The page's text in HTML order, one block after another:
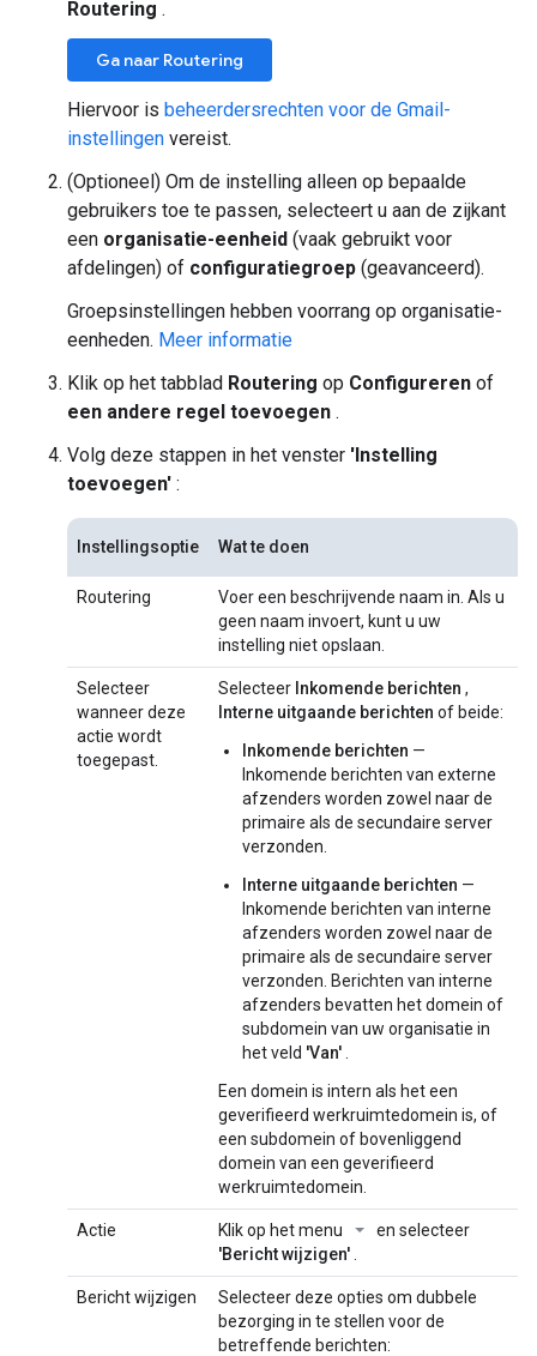
Routering .
Ga naar Routering
Hiervoor is beheerdersrechten voor de Gmail-
instellingen vereist.
(Optioneel) Om de instelling alleen op bepaalde
gebruikers toe te passen, selecteert u aan de zijkant
een organisatie-eenheid (vaak gebruikt voor
afdelingen) of configuratiegroep (geavanceerd).
Groepsinstellingen hebben voorrang op organisatie-
eenheden. Meer informatie
Klik op het tabblad Routering op Configureren of
een andere regel toevoegen .
Volg deze stappen in het venster 'Instelling
toevoegen' :
Instellingsoptie Wat te doen
Routering
Voer een beschrijvende naam in. Als u
geen naam invoert, kunt u uw
instelling niet opslaan.
Selecteer
wanneer deze
actie wordt
toegepast.
Selecteer Inkomende berichten ,
Interne uitgaande berichten of beide:
Inkomende berichten —
Inkomende berichten van externe
afzenders worden zowel naar de
primaire als de secundaire server
verzonden.
Interne uitgaande berichten —
Inkomende berichten van interne
afzenders worden zowel naar de
primaire als de secundaire server
verzonden. Berichten van interne
afzenders bevatten het domein of
subdomein van uw organisatie in
het veld 'Van'
Een domein is intern als het een
geverifieerd werkruimtedomein is, of
een subdomein of bovenliggend
domein van een geverifieerd
werkruimtedomein.
Actie Klik op het menu
en selecteer
'Bericht wijzigen'
Bericht wijzigen
Selecteer deze opties om dubbele
bezorging in te stellen voor de
betreffende berichten: